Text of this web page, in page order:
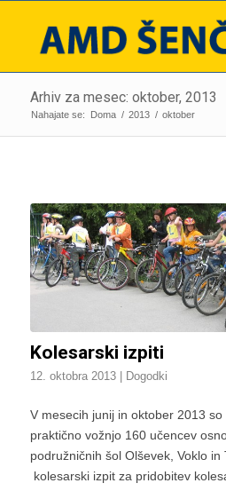
Arhiv za mesec: oktober, 2013
Nahajate se: Doma / 2013 / oktober
Kolesarski izpiti
12. oktobra 2013| Dogodki
V mesecih junij in oktober 2013
praktično vožnjo 160 učencev
podružničnih šol Olševek, Voklo
kolesarski izpit za pridobitev